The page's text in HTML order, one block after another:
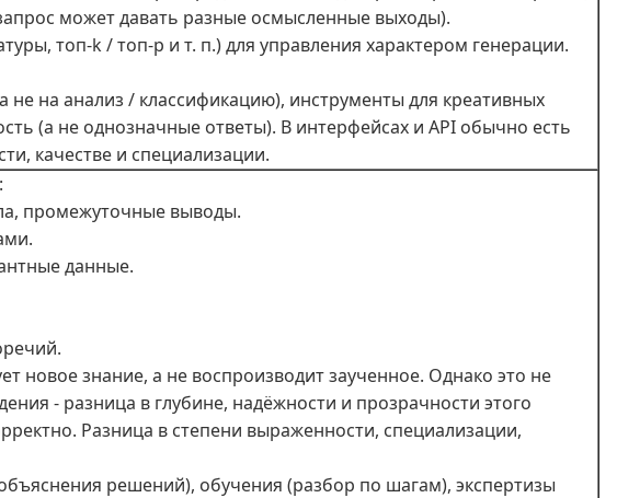
может давать разные осмысленные выходы).
топ‑k / топ‑p и т. п.) для управления характером генерации.
на анализ / классификацию), инструменты для креативных
(а не однозначные ответы). В интерфейсах и API обычно есть
качестве и специализации.
промежуточные выводы.
данные.
новое знание, а не воспроизводит заученное. Однако это не
- разница в глубине, надёжности и прозрачности этого
Разница в степени выраженности, специализации,
решений), обучения (разбор по шагам), экспертизы